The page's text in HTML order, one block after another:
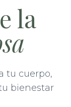
la
tu cuerpo,
bienestar